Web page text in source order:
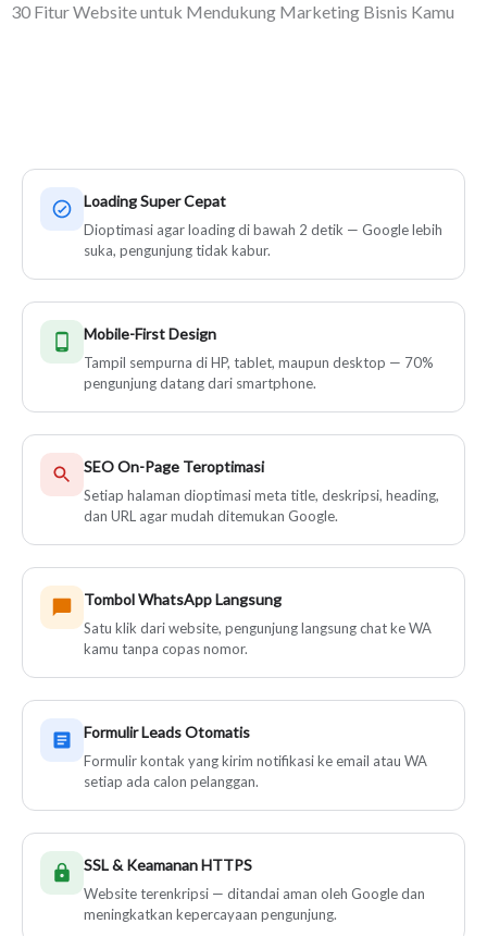
30 Fitur Website untuk Mendukung Marketing Bisnis Kamu
Loading Super Cepat
Dioptimasi agar loading di bawah 2 detik — Google lebih
suka, pengunjung tidak kabur.
Mobile-First Design
Tampil sempurna di HP, tablet, maupun desktop — 70%
pengunjung datang dari smartphone.
SEO On-Page Teroptimasi
Setiap halaman dioptimasi meta title, deskripsi, heading,
dan URL agar mudah ditemukan Google.
Tombol WhatsApp Langsung
Satu klik dari website, pengunjung langsung chat ke WA
kamu tanpa copas nomor.
Formulir Leads Otomatis
Formulir kontak yang kirim notifikasi ke email atau WA
setiap ada calon pelanggan.
SSL & Keamanan HTTPS
Website terenkripsi — ditandai aman oleh Google dan
meningkatkan kepercayaan pengunjung.